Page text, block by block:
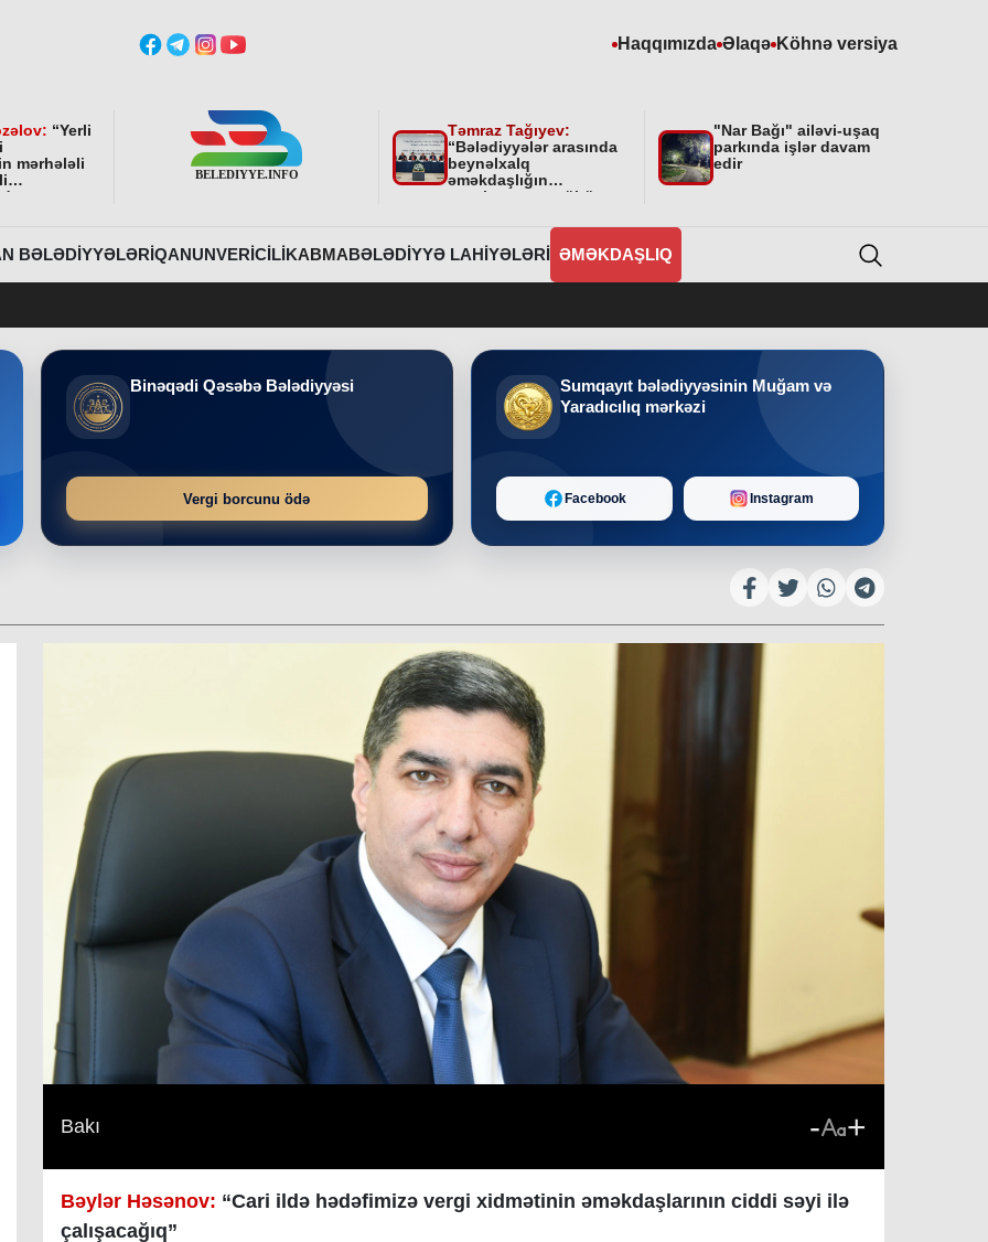
Haqqımızda Əlaqə Köhnə versiya
“Yerli
mərhələli
”
Təmraz Tağıyev:
“Bələdiyyələr arasında
beynəlxalq
əməkdaşlığın
qurulmasının mühüm
"Nar Bağı" ailəvi-uşaq
parkında işlər davam
edir
BƏLƏDIYYƏLƏRIQANUNVERICILIKABMABƏLƏDIYYƏ LAHIYƏLƏRI ƏMƏKDAŞLIQ
Binəqədi Qəsəbə Bələdiyyəsi
Vergi borcunu ödə
Sumqayıt bələdiyyəsinin Muğam və
Yaradıcılıq mərkəzi
Facebook Instagram
Bakı - +
Bəylər Həsənov: “Cari ildə hədəfimizə vergi xidmətinin əməkdaşlarının ciddi səyi ilə
çalışacağıq”